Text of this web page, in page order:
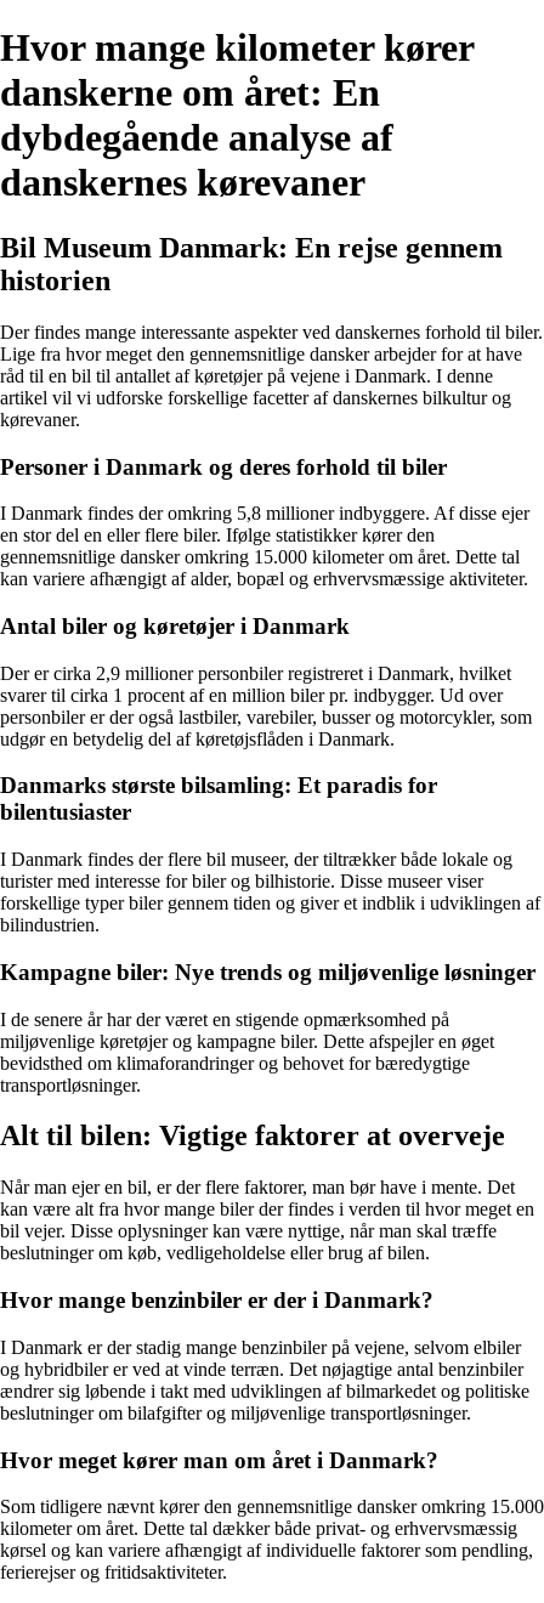
Hvor mange kilometer kører
danskerne om året: En
dybdegående analyse af
danskernes kørevaner
Bil Museum Danmark: En rejse gennem
historien
Der findes mange interessante aspekter ved danskernes forhold til biler.
Lige fra hvor meget den gennemsnitlige dansker arbejder for at have
råd til en bil til antallet af køretøjer på vejene i Danmark. I denne
artikel vil vi udforske forskellige facetter af danskernes bilkultur og
kørevaner.
Personer i Danmark og deres forhold til biler
I Danmark findes der omkring 5,8 millioner indbyggere. Af disse ejer
en stor del en eller flere biler. Ifølge statistikker kører den
gennemsnitlige dansker omkring 15.000 kilometer om året. Dette tal
kan variere afhængigt af alder, bopæl og erhvervsmæssige aktiviteter.
Antal biler og køretøjer i Danmark
Der er cirka 2,9 millioner personbiler registreret i Danmark, hvilket
svarer til cirka 1 procent af en million biler pr. indbygger. Ud over
personbiler er der også lastbiler, varebiler, busser og motorcykler, som
udgør en betydelig del af køretøjsflåden i Danmark.
Danmarks største bilsamling: Et paradis for
bilentusiaster
I Danmark findes der flere bil museer, der tiltrækker både lokale og
turister med interesse for biler og bilhistorie. Disse museer viser
forskellige typer biler gennem tiden og giver et indblik i udviklingen af
bilindustrien.
Kampagne biler: Nye trends og miljøvenlige løsninger
I de senere år har der været en stigende opmærksomhed på
miljøvenlige køretøjer og kampagne biler. Dette afspejler en øget
bevidsthed om klimaforandringer og behovet for bæredygtige
transportløsninger.
Alt til bilen: Vigtige faktorer at overveje
Når man ejer en bil, er der flere faktorer, man bør have i mente. Det
kan være alt fra hvor mange biler der findes i verden til hvor meget en
bil vejer. Disse oplysninger kan være nyttige, når man skal træffe
beslutninger om køb, vedligeholdelse eller brug af bilen.
Hvor mange benzinbiler er der i Danmark?
I Danmark er der stadig mange benzinbiler på vejene, selvom elbiler
og hybridbiler er ved at vinde terræn. Det nøjagtige antal benzinbiler
ændrer sig løbende i takt med udviklingen af bilmarkedet og politiske
beslutninger om bilafgifter og miljøvenlige transportløsninger.
Hvor meget kører man om året i Danmark?
Som tidligere nævnt kører den gennemsnitlige dansker omkring 15.000
kilometer om året. Dette tal dækker både privat- og erhvervsmæssig
kørsel og kan variere afhængigt af individuelle faktorer som pendling,
ferierejser og fritidsaktiviteter.